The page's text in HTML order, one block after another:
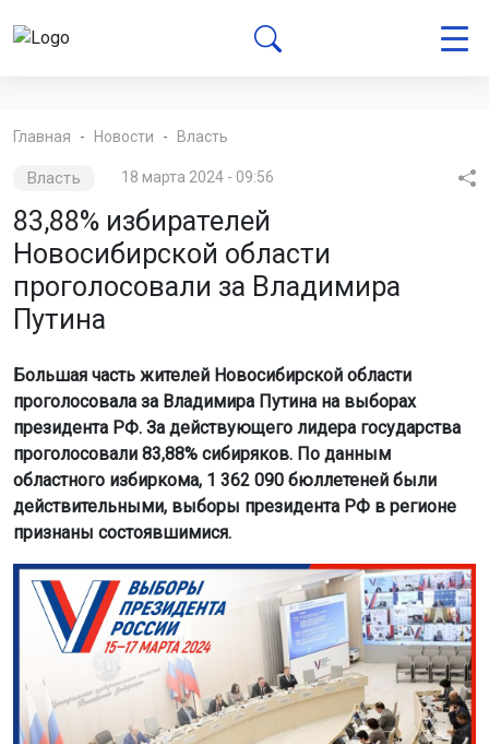
Главная Новости Власть
Власть 18 марта 2024 - 09:56
83,88% избирателей
Новосибирской области
проголосовали за Владимира
Путина
Большая часть жителей Новосибирской области
проголосовала за Владимира Путина на выборах
президента РФ. За действующего лидера государства
проголосовали 83,88% сибиряков. По данным
областного избиркома, 1 362 090 бюллетеней были
действительными, выборы президента РФ в регионе
признаны состоявшимися.